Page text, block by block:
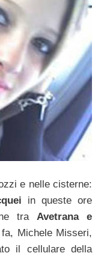
e nelle cisterne:
in queste ore
tra Avetrana e
Michele Misseri,
il cellulare della